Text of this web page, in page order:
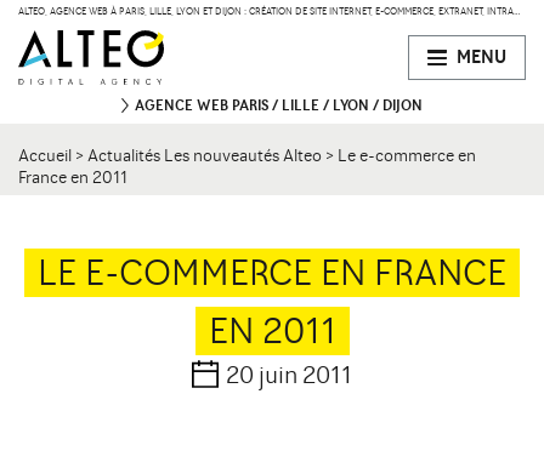
ALTEO, AGENCE WEB À PARIS, LILLE, LYON ET DIJON : CRÉATION DE SITE INTERNET, E-COMMERCE, EXTRANET, INTRANET
MENU
AGENCE WEB PARIS LILLE LYON DIJON
PARIS
75015 Paris
47 bd de Courcelles
Accueil > Actualités Les nouveautés Alteo > Le e-commerce en
France en 2011
LE E-COMMERCE EN FRANCE
EN 2011
20 juin 2011